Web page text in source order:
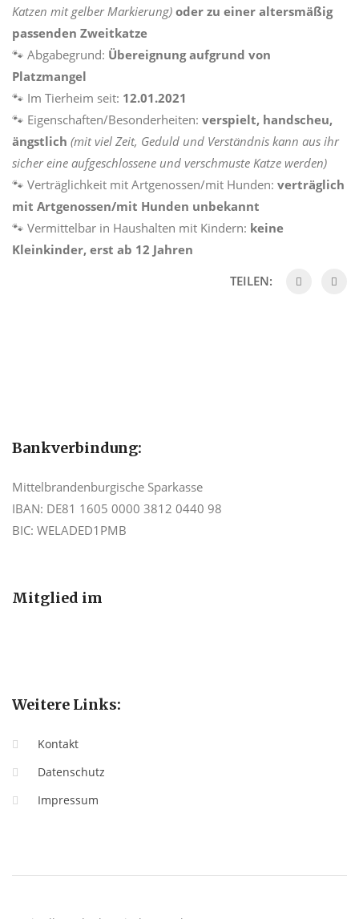
Katzen mit gelber Markierung) oder zu einer altersmäßig
passenden Zweitkatze
🐾 Abgabegrund: Übereignung aufgrund von
Platzmangel
🐾 Im Tierheim seit: 12.01.2021
🐾 Eigenschaften/Besonderheiten: verspielt, handscheu,
ängstlich (mit viel Zeit, Geduld und Verständnis kann aus ihr
sicher eine aufgeschlossene und verschmuste Katze werden)
🐾 Verträglichkeit mit Artgenossen/mit Hunden: verträglich
mit Artgenossen/mit Hunden unbekannt
🐾 Vermittelbar in Haushalten mit Kindern: keine
Kleinkinder, erst ab 12 Jahren
TEILEN:
Bankverbindung:
Mittelbrandenburgische Sparkasse
IBAN: DE81 1605 0000 3812 0440 98
BIC: WELADED1PMB
Mitglied im
Weitere Links:
Kontakt
Datenschutz
Impressum